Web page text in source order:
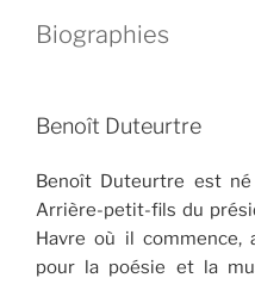
Biographies
Benoît Duteurtre
Benoît Duteurtre est
Arrière-petit-fils du
Havre où il commence,
pour la poésie et la